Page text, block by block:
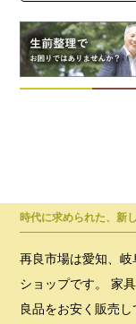
時代に求められた、新
再良市場は愛知、
ショップです。 家
良品をお安く販売